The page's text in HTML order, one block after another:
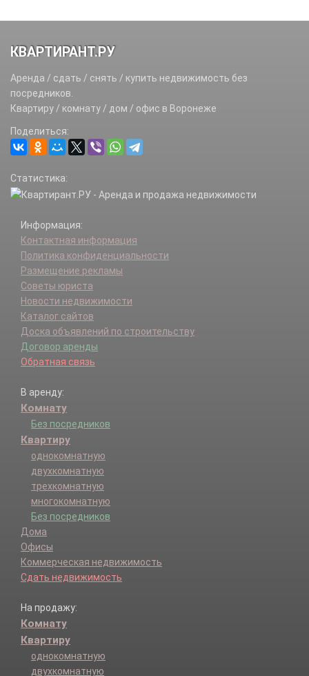
КВАРТИРАНТ.РУ
Аренда / сдать / снять / купить недвижимость без
посредников.
Квартиру / комнату / дом / офис в Воронеже
Поделиться:
Статистика:
Информация:
Контактная информация
Политика конфиденциальности
Размещение рекламы
Советы юриста
Новости недвижимости
Каталог сайтов
Доска объявлений по строительству
Договор аренды
Обратная связь
В аренду:
Комнату
Без посредников
Квартиру
однокомнатную
двухкомнатную
трехкомнатную
многокомнатную
Без посредников
Дома
Офисы
Коммерческая недвижимость
Сдать недвижимость
На продажу:
Комнату
Квартиру
однокомнатную
двухкомнатную